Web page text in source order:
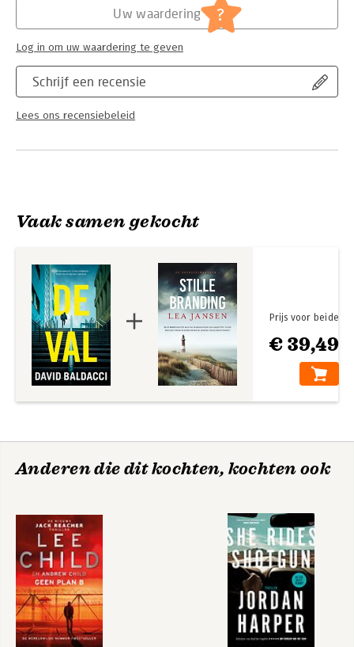
Schrijf een recensie
Lees ons recensiebeleid
Uw waardering ?
Log in om uw waardering te geven
Vaak samen gekocht
€ 39,49
Prijs voor beide
Anderen die dit kochten, kochten ook